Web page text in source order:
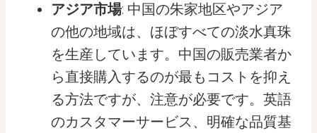
アジア市場: 中国の朱家地区やアジア
の他の地域は、ほぼすべての淡水真珠
を生産しています。中国の販売業者か
ら直接購入するのが最もコストを抑え
る方法ですが、注意が必要です。英語
のカスタマーサービス、明確な品質基